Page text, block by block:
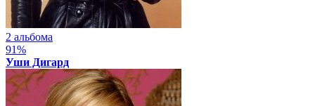
2 альбома
91%
Уши Дигард